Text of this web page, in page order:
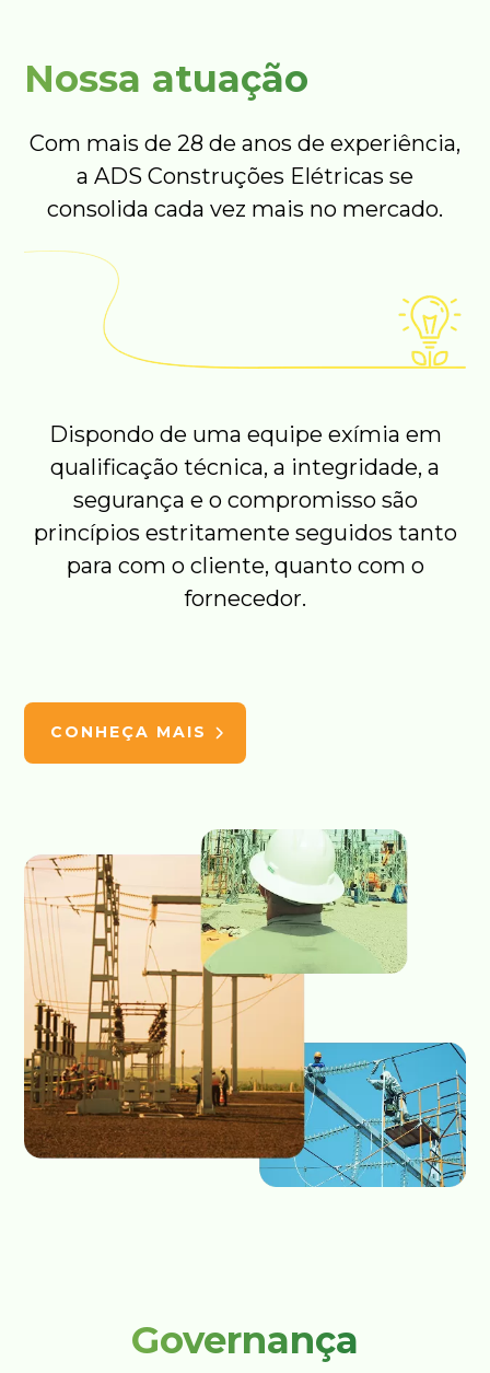
Nossa atuação
Com mais de 28 de anos de experiência,
a ADS Construções Elétricas se
consolida cada vez mais no mercado.
Dispondo de uma equipe exímia em
qualificação técnica, a integridade, a
segurança e o compromisso são
princípios estritamente seguidos tanto
para com o cliente, quanto com o
fornecedor.
CONHEÇA MAIS
Governança